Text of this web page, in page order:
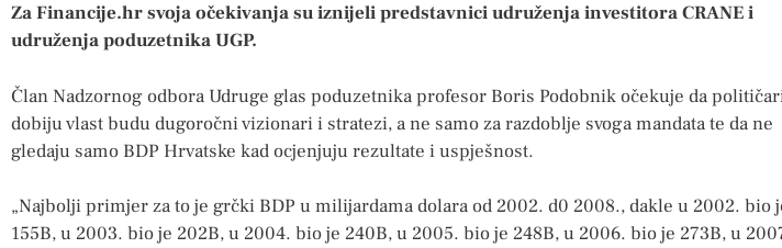
Za Financije.hr svoja očekivanja su iznijeli predstavnici udruženja investitora CRANE i
udruženja poduzetnika UGP.
Član Nadzornog odbora Udruge glas poduzetnika profesor Boris Podobnik očekuje da
dobiju vlast budu dugoročni vizionari i stratezi, a ne samo za razdoblje svoga mandata te da ne
gledaju samo BDP Hrvatske kad ocjenjuju rezultate i uspješnost.
„Najbolji primjer za to je grčki BDP u milijardama dolara od 2002. d0 2008., dakle u 2002. bio
155B, u 2003. bio je 202B, u 2004. bio je 240B, u 2005. bio je 248B, u 2006. bio je 273B, u